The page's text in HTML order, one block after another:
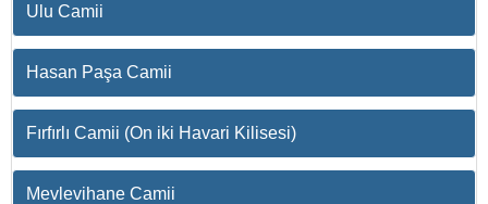
Ulu Camii
Hasan Paşa Camii
Fırfırlı Camii (On iki Havari Kilisesi)
Mevlevihane Camii